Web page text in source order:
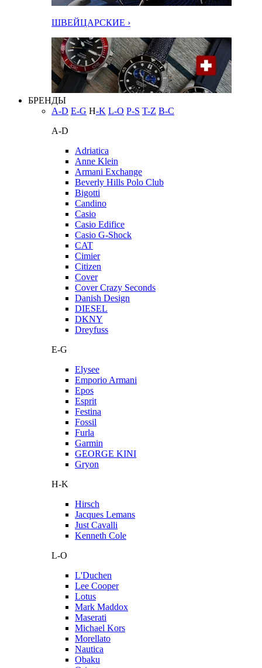
ШВЕЙЦАРСКИЕ ›
БРЕНДЫ
A-D E-G H-K L-O P-S T-Z В-С
A-D
Adriatica
Anne Klein
Armani Exchange
Beverly Hills Polo Club
Bigotti
Candino
Casio
Casio Edifice
Casio G-Shock
CAT
Cimier
Citizen
Cover
Cover Crazy Seconds
Danish Design
DIESEL
DKNY
Dreyfuss
E-G
Elysee
Emporio Armani
Epos
Esprit
Festina
Fossil
Furla
Garmin
GEORGE KINI
Gryon
H-K
Hirsch
Jacques Lemans
Just Cavalli
Kenneth Cole
L-O
L'Duchen
Lee Cooper
Lotus
Mark Maddox
Maserati
Michael Kors
Morellato
Nautica
Obaku